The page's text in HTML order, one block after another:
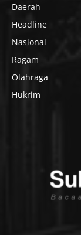
Daerah
Headline
Nasional
Ragam
Olahraga
Hukrim